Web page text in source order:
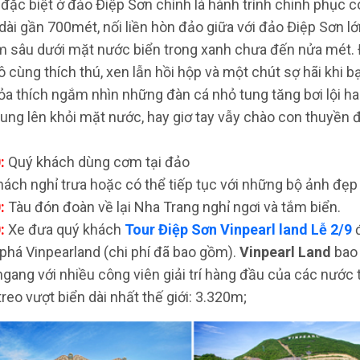
biệt ở đảo Điệp Sơn chính là hành trình chinh phục
gần 700mét, nối liền hòn đảo giữa với đảo Điệp Sơn
sâu dưới mặt nước biển trong xanh chưa đến nửa
cùng thích thú, xen lẫn hồi hộp và một chút sợ hãi khi
thích ngắm nhìn những đàn cá nhỏ tung tăng bơi lội
lên khỏi mặt nước, hay giơ tay vẫy chào con thuyền
Quý khách dùng cơm tại đảo
nghỉ trưa hoặc có thể tiếp tục với những bộ ảnh
Tàu đón đoàn về lại Nha Trang nghỉ ngơi và tắm biển.
Xe đưa quý khách Tour Điệp Sơn Vinpearl land Lễ 2/9
Vinpearland (chi phí đã bao gồm). Vinpearl Land
với nhiều công viên giải trí hàng đầu của các
vượt biển dài nhất thế giới: 3.320m;